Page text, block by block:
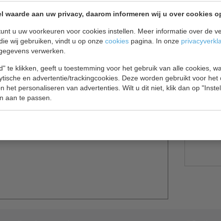
waarde aan uw privacy, daarom informeren wij u over cookies
u uw voorkeuren voor cookies instellen. Meer informatie over de
wij gebruiken, vindt u op onze cookies pagina. In onze
verwerken.
te klikken, geeft u toestemming voor het gebruik van alle cookies,
en advertentie/trackingcookies. Deze worden gebruikt voor het
het personaliseren van advertenties. Wilt u dit niet, klik dan op
aan te passen.
vrieskist is uitermate geschikt
extra werkblad ingezet kan worden.